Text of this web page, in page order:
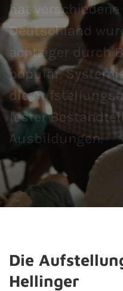
hat verschiedene
Deutschland
achtziger durch
populär.
die
fester
Ausbildungen.
Die
Hellinger